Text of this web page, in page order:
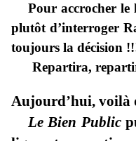
Pour accrocher le
plutôt d’interroger
toujours la décision
Repartira,
Aujourd’hui, voilà
Le Bien Public